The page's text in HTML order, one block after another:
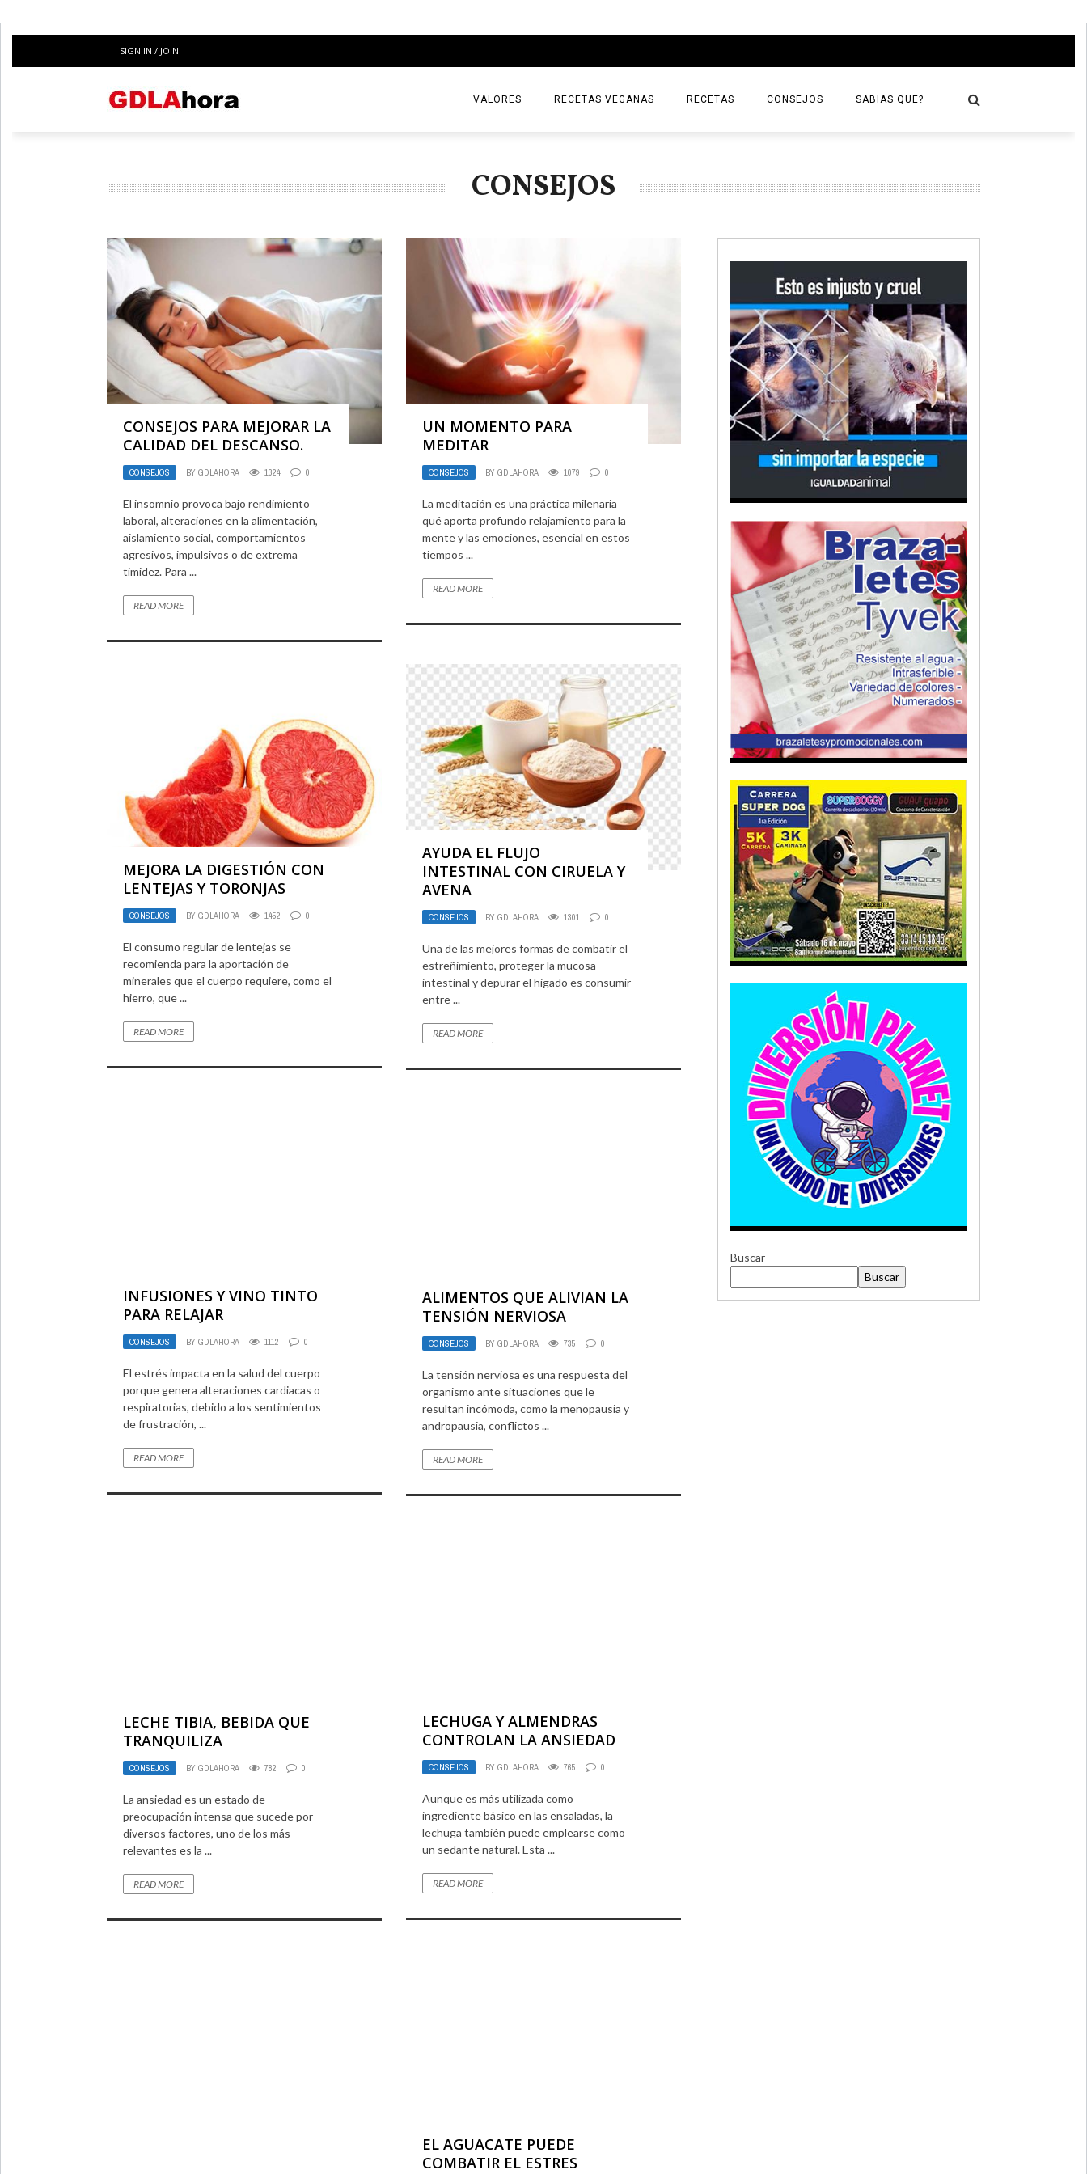
SIGN IN / JOIN
VALORES RECETAS VEGANAS RECETAS CONSEJOS SABIAS QUE?
CONSEJOS
CONSEJOS PARA MEJORAR LA
CALIDAD DEL DESCANSO.
CONSEJOS BY GDLAHORA 1324 0
El insomnio provoca bajo rendimiento
laboral, alteraciones en la alimentación,
aislamiento social, comportamientos
agresivos, impulsivos o de extrema
timidez. Para ...
READ MORE
UN MOMENTO PARA
MEDITAR
CONSEJOS BY GDLAHORA 1079 0
La meditación es una práctica milenaria
qué aporta profundo relajamiento para la
mente y las emociones, esencial en estos
tiempos ...
READ MORE
AYUDA EL FLUJO
INTESTINAL CON CIRUELA Y
AVENA
CONSEJOS BY GDLAHORA 1301 0
Una de las mejores formas de combatir el
estreñimiento, proteger la mucosa
intestinal y depurar el higado es consumir
entre ...
READ MORE
MEJORA LA DIGESTIÓN CON
LENTEJAS Y TORONJAS
CONSEJOS BY GDLAHORA 1452 0
El consumo regular de lentejas se
recomienda para la aportación de
minerales que el cuerpo requiere, como el
hierro, que ...
READ MORE
INFUSIONES Y VINO TINTO
PARA RELAJAR
CONSEJOS BY GDLAHORA 1112 0
El estrés impacta en la salud del cuerpo
porque genera alteraciones cardiacas o
respiratorias, debido a los sentimientos
de frustración, ...
READ MORE
ALIMENTOS QUE ALIVIAN LA
TENSIÓN NERVIOSA
CONSEJOS BY GDLAHORA 735 0
La tensión nerviosa es una respuesta del
organismo ante situaciones que le
resultan incómoda, como la menopausia y
andropausia, conflictos ...
READ MORE
LECHE TIBIA, BEBIDA QUE
TRANQUILIZA
CONSEJOS BY GDLAHORA 782 0
La ansiedad es un estado de
preocupación intensa que sucede por
diversos factores, uno de los más
relevantes es la ...
READ MORE
LECHUGA Y ALMENDRAS
CONTROLAN LA ANSIEDAD
CONSEJOS BY GDLAHORA 765 0
Aunque es más utilizada como
ingrediente básico en las ensaladas, la
lechuga también puede emplearse como
un sedante natural. Esta ...
READ MORE
EL AGUACATE PUEDE
COMBATIR EL ESTRES
Buscar
Buscar